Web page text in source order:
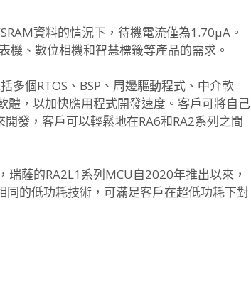
資料的情況下， 待機電流僅為1.70µA。
機、數位相機和智慧標籤等產品的需求。
多個RTOS、 BSP、周邊驅動程式、中介軟
，以加快應用程式開發速度。 客戶可將自己
發， 客戶可以輕鬆地在RA6和RA2系列之間
瑞薩的RA2L1系列MCU自2020年推出以來，
同的低功耗技術， 可滿足客戶在超低功耗下對